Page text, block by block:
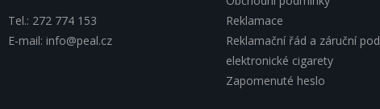
Tel.: 272 774 153
E-mail: info@peal.cz
Reklamace
Reklamační řád a záruční
elektronické cigarety
Zapomenuté heslo